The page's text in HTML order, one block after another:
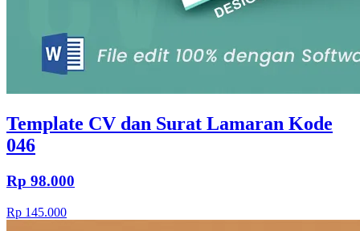
Template CV dan Surat Lamaran Kode
046
Rp 98.000
Rp 145.000